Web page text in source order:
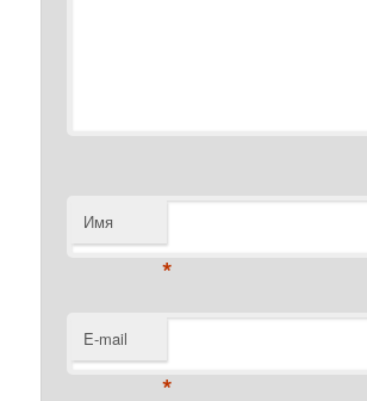
Имя
*
E-mail
*